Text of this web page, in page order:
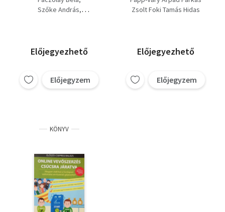
Szőke András
Előjegyezhető
Előjegyzem
földrajzi atlasz CR-
Zsolt Foki Tamás Hidas
Istvánné Péczi Ernőné
Előjegyezhető
Előjegyzem
KÖNYV